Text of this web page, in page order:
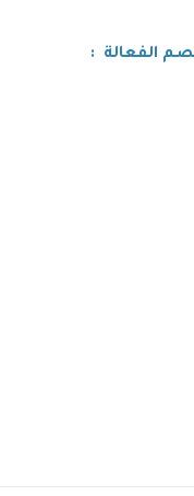
الفعالة :